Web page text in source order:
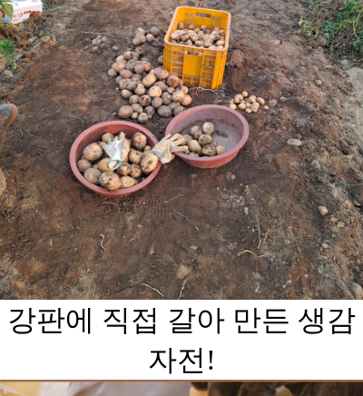
강판에 직접 갈아 만든 생감
자전!